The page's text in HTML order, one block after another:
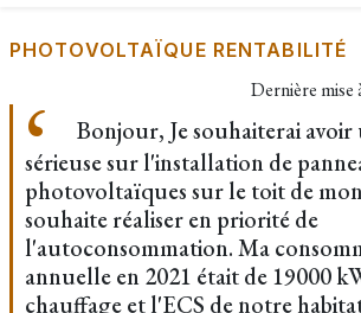
PHOTOVOLTAÏQUE RENTABILITÉ
Dernière mise
Bonjour, Je souhaiterai
sérieuse sur l'installation de
photovoltaïques sur le toit de
souhaite réaliser en priorité de
l'autoconsommation. Ma
annuelle en 2021 était de 19000
chauffage et l'ECS de notre